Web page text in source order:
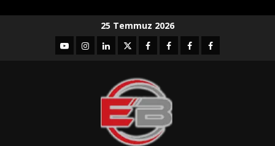
25 Temmuz 2026
YouTubeInstagram
LinkedIntwitterfacebook-Facebook-
Facebook-Facebook-